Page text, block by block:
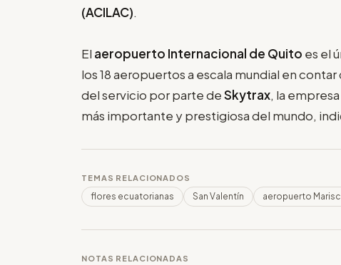
(ACILAC).
El aeropuerto Internacional de Quito es el
los 18 aeropuertos a escala mundial en
del servicio por parte deSkytrax, la
más importante y prestigiosa del mundo,
TEMAS RELACIONADOS
flores ecuatorianas San Valentín aeropuerto
NOTAS RELACIONADAS